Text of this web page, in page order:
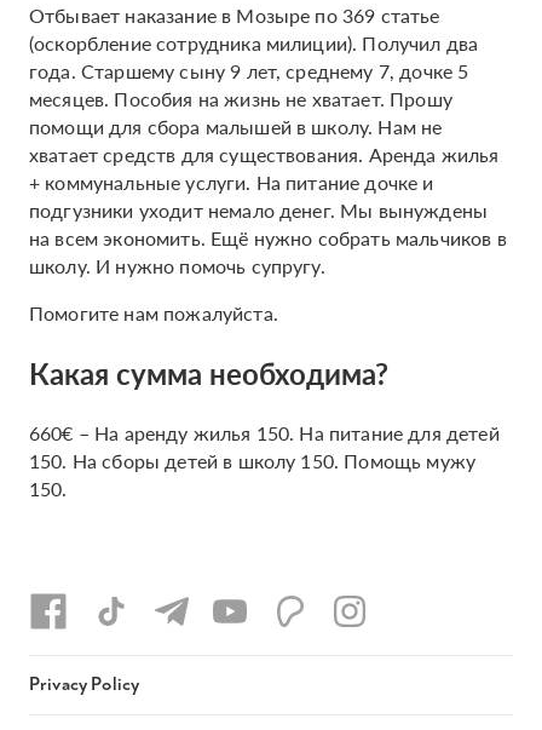
Отбывает наказание в Мозыре по 369 статье
(оскорбление сотрудника милиции). Получил два
года. Старшему сыну 9 лет, среднему 7, дочке 5
месяцев. Пособия на жизнь не хватает. Прошу
помощи для сбора малышей в школу. Нам не
хватает средств для существования. Аренда жилья
+ коммунальные услуги. На питание дочке и
подгузники уходит немало денег. Мы вынуждены
на всем экономить. Ещё нужно собрать мальчиков в
школу. И нужно помочь супругу.
Помогите нам пожалуйста.
Какая сумма необходима?
660€ – На аренду жилья 150. На питание для детей
150. На сборы детей в школу 150. Помощь мужу
150.
Privacy Policy